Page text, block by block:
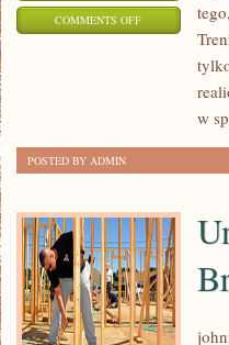
COMMENTS OFFON
ZAWODNIKÓW
TRENERÓWw
POSTED BY ADMIN